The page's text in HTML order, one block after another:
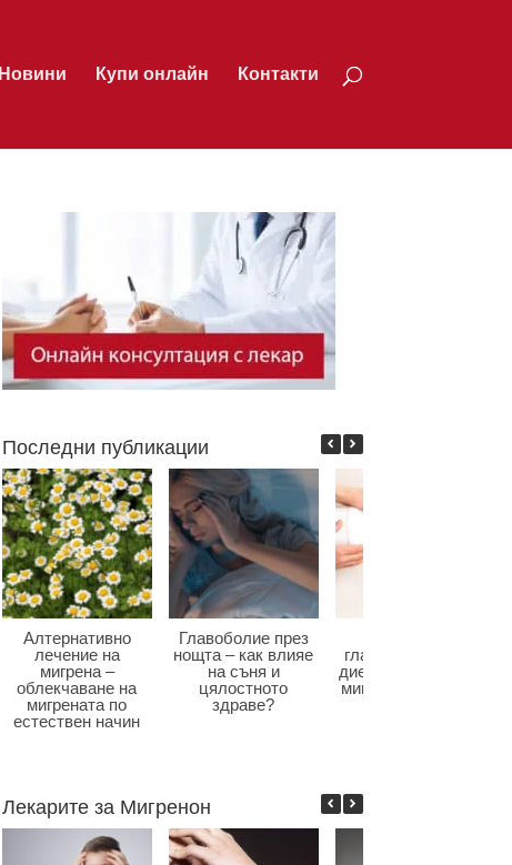
Новини Купи онлайн Контакти
Последни публикации
Алтернативно
лечение на
мигрена –
облекчаване на
мигрената по
естествен начин
Главоболие през
нощта – как влияе
на съня и
цялостното
здраве?
главоболие – как
диетата влияе при
мигрена и болки в
Лекарите за Мигренон